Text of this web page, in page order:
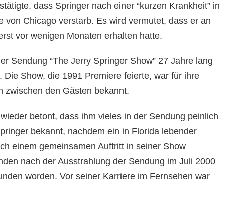
dass Springer nach einer “kurzen Krankheit” in
von Chicago verstarb. Es wird vermutet, dass er an
vor wenigen Monaten erhalten hatte.
Sendung “The Jerry Springer Show” 27 Jahre lang
Show, die 1991 Premiere feierte, war für ihre
zwischen den Gästen bekannt.
betont, dass ihm vieles in der Sendung peinlich
bekannt, nachdem ein in Florida lebender
einem gemeinsamen Auftritt in seiner Show
nach der Ausstrahlung der Sendung im Juli 2000
worden. Vor seiner Karriere im Fernsehen war